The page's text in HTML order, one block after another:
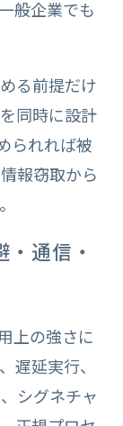
般企業でも
る前提だけ
同時に設計
られれば被
報窃取から
・通信・
上の強さに
遅延実行、
シグネチャ